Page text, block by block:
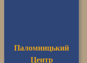
Паломницький
Центр